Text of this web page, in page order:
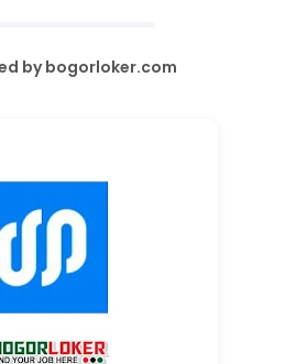
bybogorloker.com